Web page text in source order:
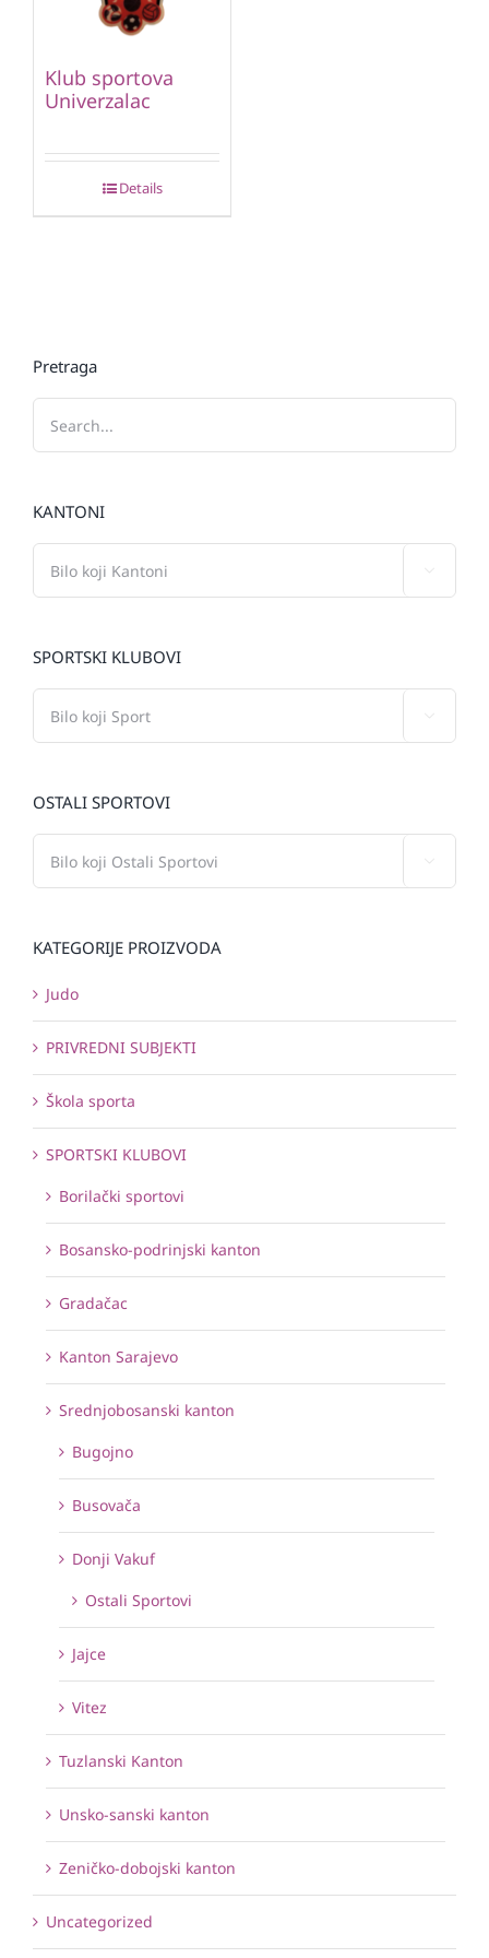
Klub sportova
Univerzalac
Details
Pretraga
KANTONI
SPORTSKI KLUBOVI
OSTALI SPORTOVI
KATEGORIJE PROIZVODA
Judo
PRIVREDNI SUBJEKTI
Škola sporta
SPORTSKI KLUBOVI
Borilački sportovi
Bosansko-podrinjski kanton
Gradačac
Kanton Sarajevo
Srednjobosanski kanton
Bugojno
Busovača
Donji Vakuf
Ostali Sportovi
Jajce
Vitez
Tuzlanski Kanton
Unsko-sanski kanton
Zeničko-dobojski kanton
Uncategorized